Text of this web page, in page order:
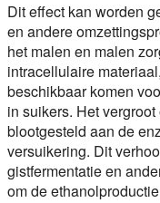
Dit effect kan worden
en andere
het malen en malen
intracellulaire
beschikbaar komen
in suikers. Het
blootgesteld aan de
versuikering. Dit
gistfermentatie en
om de